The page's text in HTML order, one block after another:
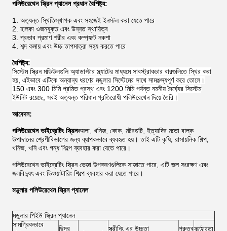
পলিউরেথেন স্ক্রিন প্যানেল প্রধান বৈশিষ্ট্য:
1. অত্যন্ত স্থিতিস্থাপক এবং সহজেই ইনস্টল করা যেতে পারে
2. হালকা ওজনযুক্ত এবং উন্নত স্থায়িত্ব
3. প্রভাব প্রমাণ শরীর এবং কম্প্যাক্ট নকশা
4. শব্দ কমায় এবং উচ্চ তাপমাত্রা সহ্য করতে পারে
বৈশিষ্ট্য:
সিস্টেম স্ক্রিন মডিউলগুলি অ্যাডাপ্টার স্ল্যাটের মাধ্যমে সাবস্ট্রাকচার বারগুলিতে স্থির করা
হয়, এইভাবে এটিকে অন্যান্য ধরণের মডুলার সিস্টেমের সাথে সামঞ্জস্যপূর্ণ করে তোলে।
150 এবং 300 মিমি প্রমিত প্রস্থ এবং 1200 মিমি পর্যন্ত নমনীয় দৈর্ঘ্যের সিস্টেম
ইউনিট রয়েছে, সবই অত্যন্ত পরিধান প্রতিরোধী পলিউরেথেন দিয়ে তৈরি।
আবেদন:
পলিউরেথেন ভাইব্রেটিং স্ক্রিনকয়লা, খনিজ, কোক, মটরশুটি, ইত্যাদির মতো বাল্ক
উপাদানের শ্রেণীবিভাগের জন্য ব্যাপকভাবে ব্যবহৃত হয়। তাই এটি কৃষি, রাসায়নিক শিল্প,
খনিজ, খনি এবং গন্ধ শিল্পে ব্যবহার করা যেতে পারে।
পলিউরেথেন ভাইব্রেটিং স্ক্রিন ভেজা উপকরণগুলিকে সাজাতে পারে, এটি জল সংরক্ষণ এবং
জলবিদ্যুৎ এবং ডিওয়াটারিং শিল্পে ব্যবহার করা যেতে পারে।
মডুলার পলিউরেথেন স্ক্রিন প্যানেল
মডুলার পিইউ স্ক্রিন প্যানেল
সামগ্রিকভাবে
ছিদ্র
স্ক্রীনিং এর উচ্চতা
পুরুত্বকঠোরতা